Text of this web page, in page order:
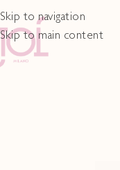
Skip to navigation
Skip to main content